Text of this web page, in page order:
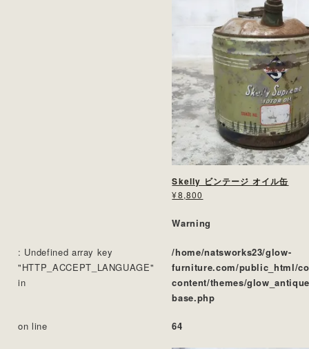
Skelly ビンテージ オイル缶
¥8,800
Warning
: Undefined array key
"HTTP_ACCEPT_LANGUAGE"
in
/home/natsworks23/glow-
furniture.com/public_html/
content/themes/
base.php
on line 64